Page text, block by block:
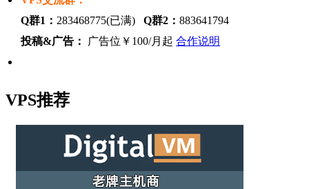
Q群1： 283468775(已满) Q群2： 883641794
投稿&广告：
广告位￥100/月起 合作说明
VPS推荐